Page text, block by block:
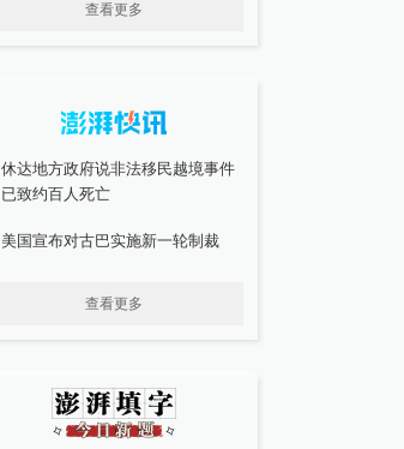
查看更多
休达地方政府说非法移民越境事件
已致约百人死亡
美国宣布对古巴实施新一轮制裁
查看更多